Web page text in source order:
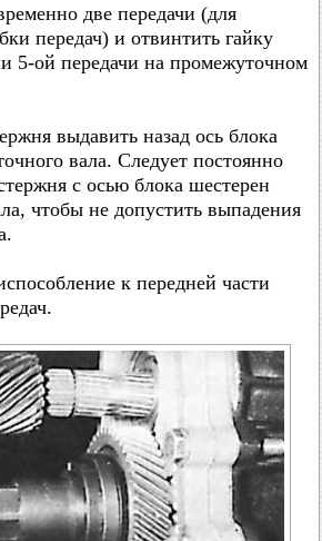
две передачи (для
передач) и отвинтить гайку
5-ой передачи на промежуточном
выдавить назад ось блока
вала. Следует постоянно
с осью блока шестерен
чтобы не допустить выпадения
к передней части